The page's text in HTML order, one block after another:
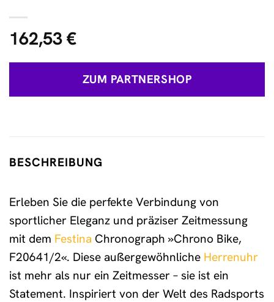
162,53€
ZUM PARTNERSHOP
BESCHREIBUNG
Erleben Sie die perfekte Verbindung von
sportlicher Eleganz und präziser Zeitmessung
mit dem Festina Chronograph »Chrono Bike,
F20641/2«. Diese außergewöhnliche Herrenuhr
ist mehr als nur ein Zeitmesser – sie ist ein
Statement. Inspiriert von der Welt des Radsports